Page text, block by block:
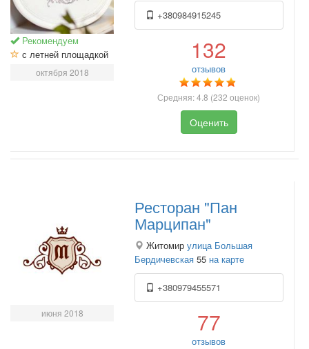
Рекомендуем
с летней площадкой
октября 2018
+380984915245
132
отзывов
Средняя:4.8 (232 оценок)
Оценить
июня 2018
Ресторан "Пан
Марципан"
Житомир улица Большая
Бердичевская 55 на карте
+380979455571
77
отзывов